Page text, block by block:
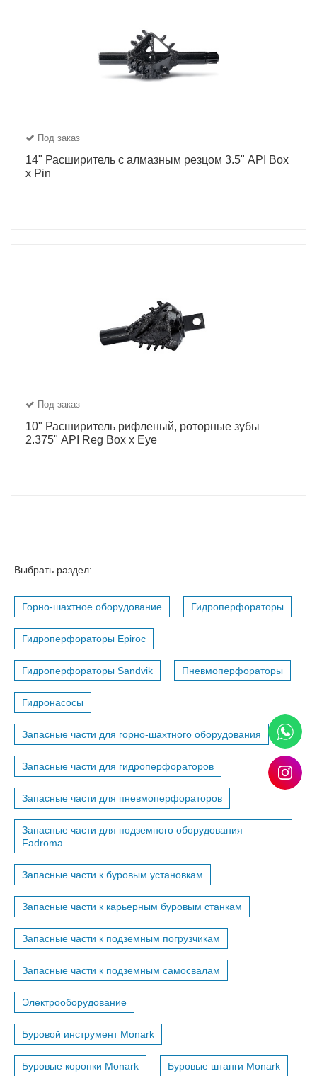
Под заказ
14" Расширитель с алмазным резцом 3.5" API Box
x Pin
Под заказ
10" Расширитель рифленый, роторные зубы
2.375" API Reg Box x Eye
Выбрать раздел:
Горно-шахтное оборудование Гидроперфораторы
Гидроперфораторы Epiroc
Гидроперфораторы Sandvik Пневмоперфораторы
Гидронасосы
Запасные части для горно-шахтного оборудования
Запасные части для гидроперфораторов
Запасные части для пневмоперфораторов
Запасные части для подземного оборудования
Fadroma
Запасные части к буровым установкам
Запасные части к карьерным буровым станкам
Запасные части к подземным погрузчикам
Запасные части к подземным самосвалам
Электрооборудование
Буровой инструмент Monark
Буровые коронки Monark Буровые штанги Monark